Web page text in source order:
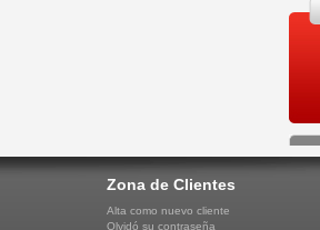
Zona de Clientes
Alta como nuevo cliente
Olvidó su contraseña